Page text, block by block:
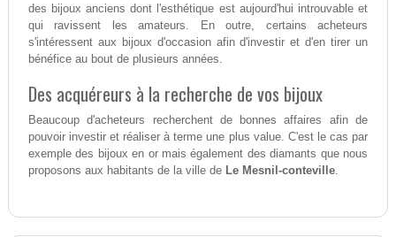
des bijoux anciens dont l'esthétique est aujourd'hui introuvable et
qui ravissent les amateurs. En outre, certains acheteurs
s'intéressent aux bijoux d'occasion afin d'investir et d'en tirer un
bénéfice au bout de plusieurs années.
Des acquéreurs à la recherche de vos bijoux
Beaucoup d'acheteurs recherchent de bonnes affaires afin de
pouvoir investir et réaliser à terme une plus value. C'est le cas par
exemple des bijoux en or mais également des diamants que nous
proposons aux habitants de la ville de Le Mesnil-conteville.